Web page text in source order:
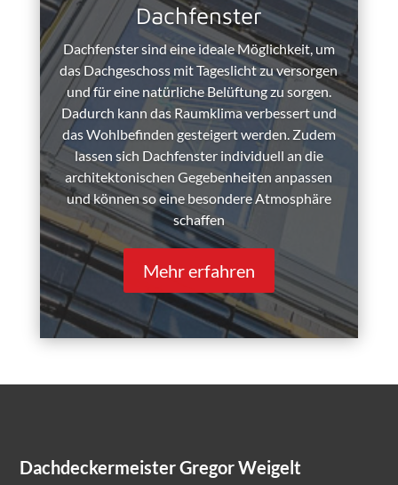
Dachfenster
Dachfenster sind eine ideale Möglichkeit, um
das Dachgeschoss mit Tageslicht zu versorgen
und für eine natürliche Belüftung zu sorgen.
Dadurch kann das Raumklima verbessert und
das Wohlbefinden gesteigert werden. Zudem
lassen sich Dachfenster individuell an die
architektonischen Gegebenheiten anpassen
und können so eine besondere Atmosphäre
schaffen
Mehr erfahren
Dachdeckermeister Gregor Weigelt